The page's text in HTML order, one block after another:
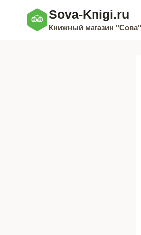
содержимому
Sova-Knigi.ru
Книжный магазин "Сова"